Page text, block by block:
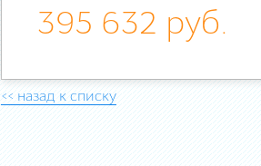
395 632 руб.
<< назад к списку